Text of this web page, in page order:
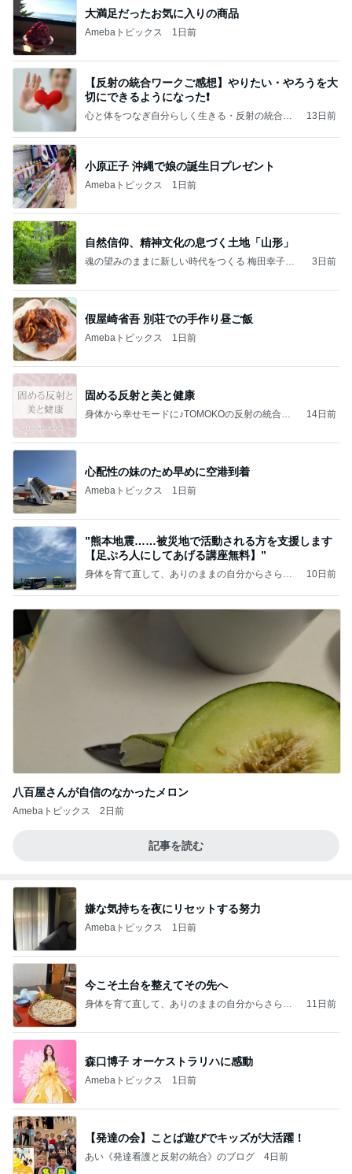
大満足だったお気に入りの商品
Amebaトピックス 1日前
【反射の統合ワークご感想】やりたい・やろうを大
切にできるようになった❗
心と体をつなぎ自分らしく生きる・反射の統合ワ
13日前
小原正子 沖縄で娘の誕生日プレゼント
Amebaトピックス 1日前
自然信仰、精神文化の息づく土地「山形」
魂の望みのままに新しい時代をつくる 梅田幸子の
3日前
假屋崎省吾 別荘での手作り昼ご飯
Amebaトピックス 1日前
固める反射と美と健康
身体から幸せモードに♪TOMOKOの反射の統合ワ
14日前
心配性の妹のため早めに空港到着
Amebaトピックス 1日前
”熊本地震……被災地で活動される方を支援します
【足ぷろ人にしてあげる講座無料】”
身体を育て直して、ありのままの自分からさらに
10日前
八百屋さんが自信のなかったメロン
Amebaトピックス 2日前
記事を読む
嫌な気持ちを夜にリセットする努力
Amebaトピックス 1日前
今こそ土台を整えてその先へ
身体を育て直して、ありのままの自分からさらに
11日前
森口博子 オーケストラリハに感動
Amebaトピックス 1日前
【発達の会】ことば遊びでキッズが大活躍！
あい《発達看護と反射の統合》のブログ 4日前